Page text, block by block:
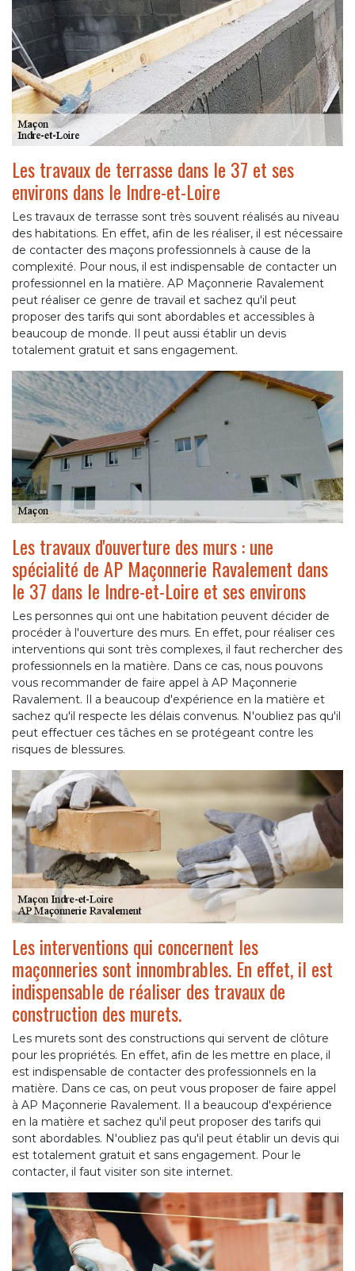
Les travaux de terrasse dans le 37 et ses
environs dans le Indre-et-Loire
Les travaux de terrasse sont très souvent réalisés au niveau
des habitations. En effet, afin de les réaliser, il est nécessaire
de contacter des maçons professionnels à cause de la
complexité. Pour nous, il est indispensable de contacter un
professionnel en la matière. AP Maçonnerie Ravalement
peut réaliser ce genre de travail et sachez qu'il peut
proposer des tarifs qui sont abordables et accessibles à
beaucoup de monde. Il peut aussi établir un devis
totalement gratuit et sans engagement.
Les travaux d'ouverture des murs : une
spécialité de AP Maçonnerie Ravalement dans
le 37 dans le Indre-et-Loire et ses environs
Les personnes qui ont une habitation peuvent décider de
procéder à l'ouverture des murs. En effet, pour réaliser ces
interventions qui sont très complexes, il faut rechercher des
professionnels en la matière. Dans ce cas, nous pouvons
vous recommander de faire appel à AP Maçonnerie
Ravalement. Il a beaucoup d'expérience en la matière et
sachez qu'il respecte les délais convenus. N'oubliez pas qu'il
peut effectuer ces tâches en se protégeant contre les
risques de blessures.
Les interventions qui concernent les
maçonneries sont innombrables. En effet, il est
indispensable de réaliser des travaux de
construction des murets.
Les murets sont des constructions qui servent de clôture
pour les propriétés. En effet, afin de les mettre en place, il
est indispensable de contacter des professionnels en la
matière. Dans ce cas, on peut vous proposer de faire appel
à AP Maçonnerie Ravalement. Il a beaucoup d'expérience
en la matière et sachez qu'il peut proposer des tarifs qui
sont abordables. N'oubliez pas qu'il peut établir un devis qui
est totalement gratuit et sans engagement. Pour le
contacter, il faut visiter son site internet.